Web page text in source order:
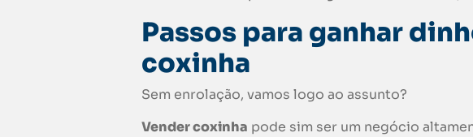
Passos para ganhar
coxinha
Sem enrolação, vamos logo ao assunto?
Vendercoxinha pode sim ser um negócio